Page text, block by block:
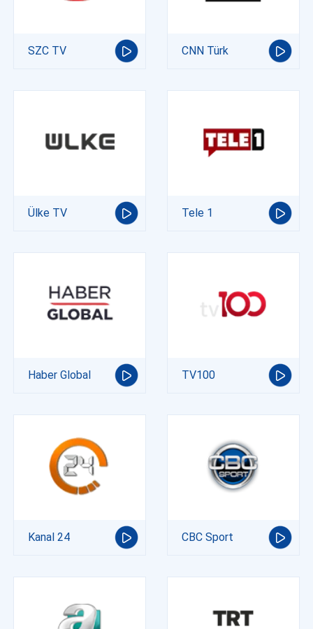
SZC TV CNN Türk
Ülke TV Tele 1
Haber Global TV100
Kanal 24 CBC Sport